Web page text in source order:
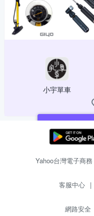
小宇單車
現在可以追
Yahoo台灣電子商
客服中心 |
網路安全